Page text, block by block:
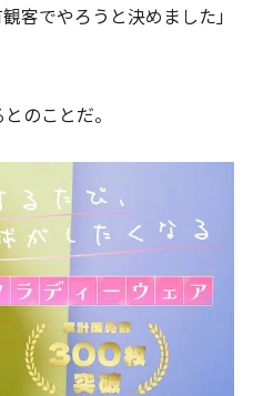
客でやろうと決めました」
のことだ。